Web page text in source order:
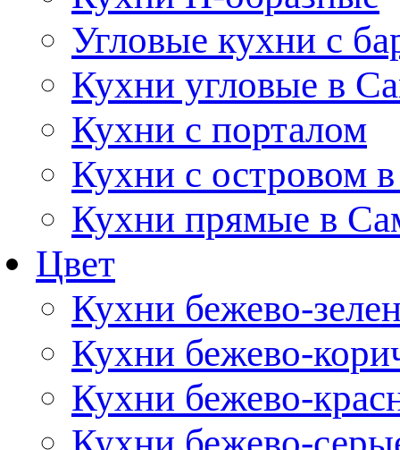
Угловые кухни с
Кухни угловые в
Кухни с порталом
Кухни с островом
Кухни прямые в
Цвет
Кухни бежево-
Кухни бежево-
Кухни бежево-